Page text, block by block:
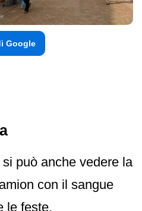
Google
può anche vedere la
con il sangue
le feste.